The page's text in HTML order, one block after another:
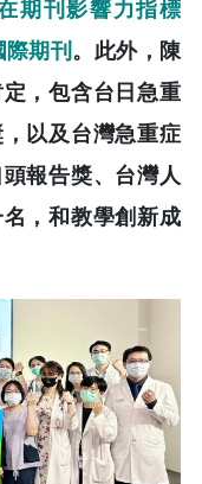
期刊影響力指標
期刊 。此外，陳
，包含台日急重
以及台灣急重症
報告獎、台灣人
，和教學創新成